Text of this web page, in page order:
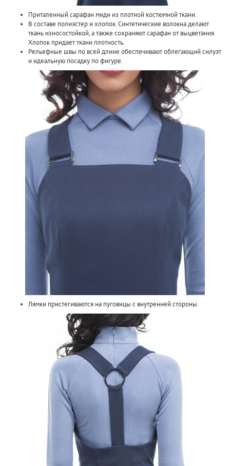
Приталенный сарафан миди из плотной костюмной ткани.
В составе полиэстер и хлопок. Синтетические волокна делают
ткань износостойкой, а также сохраняют сарафан от выцветания.
Хлопок придает ткани плотность.
Рельефные швы по всей длине обеспечивают облегающий силуэт
и идеальную посадку по фигуре.
Лямки пристегиваются на пуговицы с внутренней стороны.